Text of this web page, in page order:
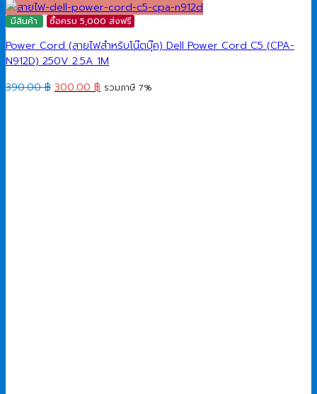
มีสินค้า ซื้อครบ 5,000 ส่งฟรี
Power Cord (สายไฟสำหรับโน๊ตบุ๊ค) Dell Power Cord C5 (CPA-
N912D) 250V 2.5A 1M
390.00฿ Original
300.00 ฿ Current
รวมภาษี 7%